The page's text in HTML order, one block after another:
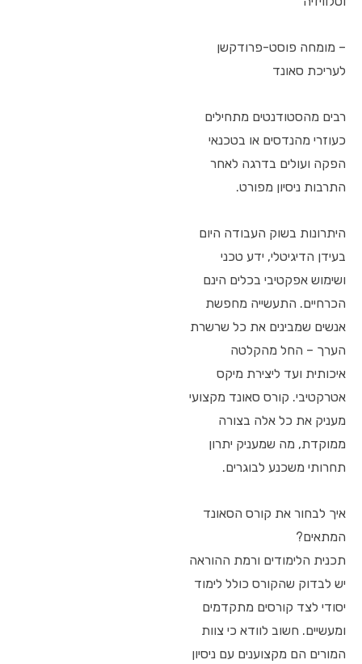
– מומחה פוסט-פרודקשן
לעריכת סאונד
רבים מהסטודנטים מתחילים
כעוזרי מהנדסים או בטכנאי
הפקה ועולים בדרגה לאחר
התרבות ניסיון מפורט.
היתרונות בשוק העבודה היום
בעידן הדיגיטלי, ידע טכני
ושימוש אפקטיבי בכלים הינם
הכרחיים. התעשייה מחפשת
אנשים שמבינים את כל שרשרת
הערך – החל מהקלטה
איכותית ועד ליצירת מיקס
אטרקטיבי. קורס סאונד מקצועי
מעניק את כל אלה בצורה
ממוקדת, מה שמעניק יתרון
תחרותי משכנע לבוגרים.
איך לבחור את קורס הסאונד
המתאים?
תכנית הלימודים ורמת ההוראה
יש לבדוק שהקורס כולל לימוד
יסודי לצד קורסים מתקדמים
ומעשיים. חשוב לוודא כי צוות
המורים הם מקצוענים עם ניסיון